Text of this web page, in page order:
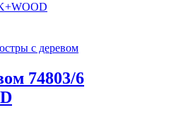
с деревом
74803/6